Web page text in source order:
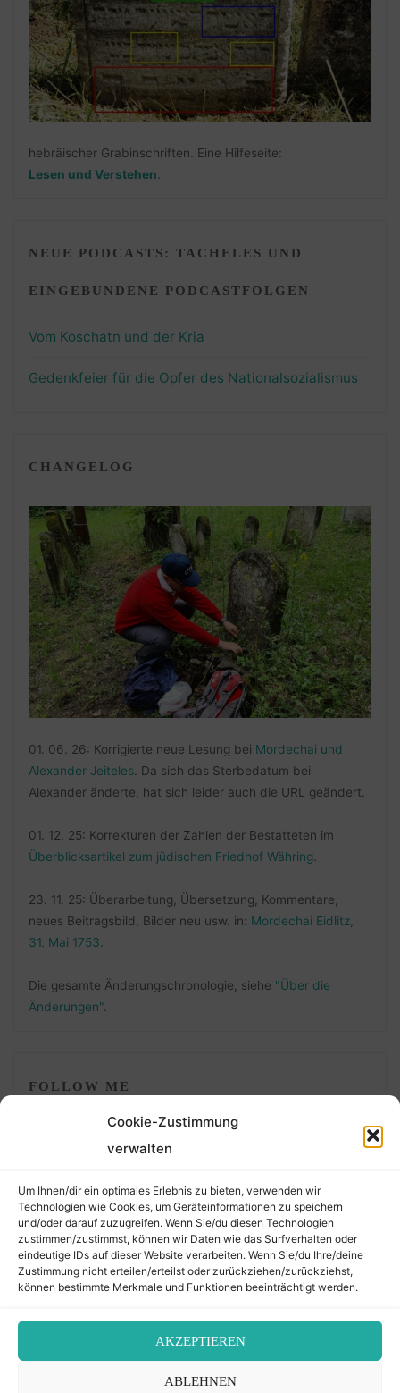
Cookie-Zustimmung
verwalten
Um Ihnen/dir ein optimales Erlebnis zu bieten, verwenden wir
Technologien wie Cookies, um Geräteinformationen zu speichern
und/oder darauf zuzugreifen. Wenn Sie/du diesen Technologien
zustimmen/zustimmst, können wir Daten wie das Surfverhalten oder
eindeutige IDs auf dieser Website verarbeiten. Wenn Sie/du Ihre/deine
Zustimmung nicht erteilen/erteilst oder zurückziehen/zurückziehst,
können bestimmte Merkmale und Funktionen beeinträchtigt werden.
AKZEPTIEREN
ABLEHNEN
hebräischer Grabinschriften. Eine Hilfeseite:
Lesen und Verstehen
NEUE PODCASTS: TACHELES UND
EINGEBUNDENE PODCASTFOLGEN
Vom Koschatn und der Kria
Gedenkfeier für die Opfer des Nationalsozialismus
CHANGELOG
01. 06. 26: Korrigierte neue Lesung bei Mordechai und
Alexander Jeiteles . Da sich das Sterbedatum bei
Alexander änderte, hat sich leider auch die URL geändert.
01. 12. 25: Korrekturen der Zahlen der Bestatteten im
Überblicksartikel zum jüdischen Friedhof Währing
23. 11. 25: Überarbeitung, Übersetzung, Kommentare,
neues Beitragsbild, Bilder neu usw. in: Mordechai Eidlitz,
31. Mai 1753
Die gesamte Änderungschronologie, siehe "Über die
Änderungen".
FOLLOW ME
©2026 Der Transkribierer
Kontakt / Impressum
Back